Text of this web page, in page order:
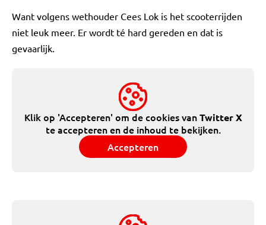
Want volgens wethouder Cees Lok is het scooterrijden
niet leuk meer. Er wordt té hard gereden en dat is
gevaarlijk.
Klik op 'Accepteren' om de cookies vanTwitter X
te accepteren en de inhoud te bekijken.
Accepteren